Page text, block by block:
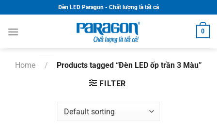
to
content
Đèn LED Paragon - Chất lượng là tất cả
0
Home /
Products tagged “Đèn LED ốp trần 3 Màu”
FILTER